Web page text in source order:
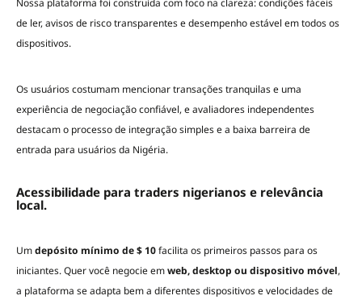
Nossa plataforma foi construída com foco na clareza: condições fáceis
de ler, avisos de risco transparentes e desempenho estável em todos os
dispositivos.
Os usuários costumam mencionar transações tranquilas e uma
experiência de negociação confiável, e avaliadores independentes
destacam o processo de integração simples e a baixa barreira de
entrada para usuários da Nigéria.
Acessibilidade para traders nigerianos e relevância
local.
Umdepósito mínimo de $ 10facilita os primeiros passos para os
iniciantes. Quer você negocie emweb, desktop ou dispositivo móvel,
a plataforma se adapta bem a diferentes dispositivos e velocidades de